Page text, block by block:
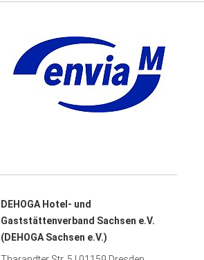
DEHOGA Hotel- und
Gaststättenverband Sachsen e.V.
(DEHOGA Sachsen e.V.)